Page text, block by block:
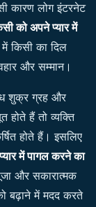
कारण लोग इंटरनेट
को अपने प्यार में
किसी का दिल
और सम्मान।
शुक्र ग्रह और
हैं तो व्यक्ति
होते हैं। इसलिए
में पागल करने का
और सकारात्मक
बढ़ाने में मदद करते